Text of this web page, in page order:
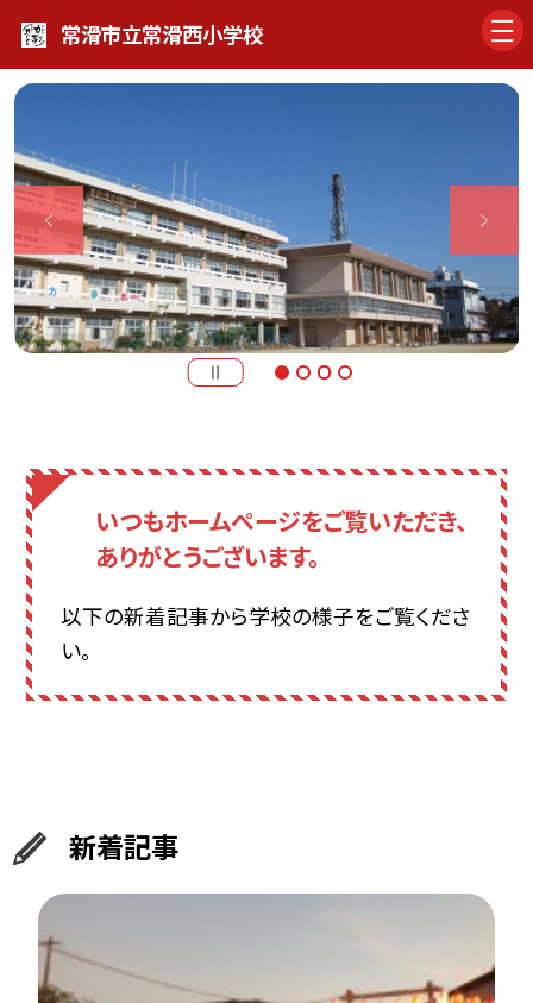
常滑市立常滑西小学校
いつもホームページをご覧いただき、
ありがとうございます。
以下の新着記事から学校の様子をご覧くださ
い。
新着記事